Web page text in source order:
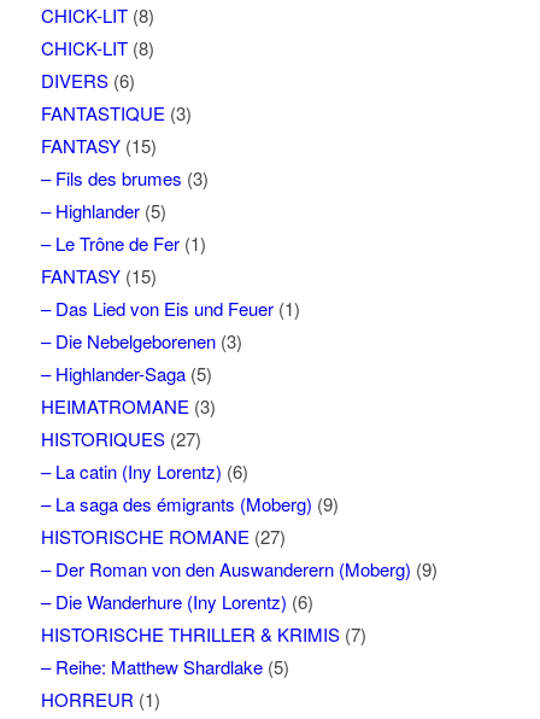
CHICK-LIT(8)
CHICK-LIT(8)
DIVERS(6)
FANTASTIQUE (3)
FANTASY(15)
– Fils des brumes (3)
– Highlander(5)
– Le Trône de Fer(1)
FANTASY(15)
– Das Lied von Eis und Feuer(1)
– Die Nebelgeborenen(3)
– Highlander-Saga(5)
HEIMATROMANE (3)
HISTORIQUES(27)
– La catin (Iny Lorentz) (6)
– La saga des émigrants (Moberg) (9)
HISTORISCHE ROMANE (27)
– Der Roman von den Auswanderern (Moberg) (9)
– Die Wanderhure (Iny Lorentz) (6)
HISTORISCHE THRILLER & KRIMIS(7)
– Reihe: Matthew Shardlake(5)
HORREUR (1)